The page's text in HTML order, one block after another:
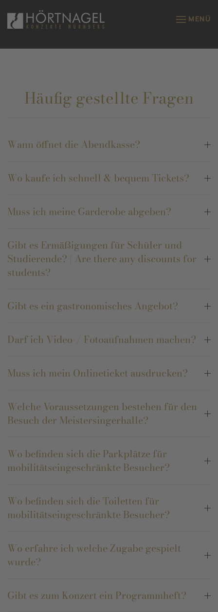
Zum Hauptinhalt springen MENÜ
Häufig gestellte Fragen
Wann öffnet die Abendkasse?
Wo kaufe ich schnell & bequem Tickets?
Muss ich meine Garderobe abgeben?
Gibt es Ermäßigungen für Schüler und
Studierende? | Are there any discounts for
students?
Gibt es ein gastronomisches Angebot?
Darf ich Video-/ Fotoaufnahmen machen?
Muss ich mein Onlineticket ausdrucken?
Welche Voraussetzungen bestehen für den
Besuch der Meistersingerhalle?
Wo befinden sich die Parkplätze für
mobilitätseingeschränkte Besucher?
Wo befinden sich die Toiletten für
mobilitätseingeschränkte Besucher?
Wo erfahre ich welche Zugabe gespielt
wurde?
Gibt es zum Konzert ein Programmheft?